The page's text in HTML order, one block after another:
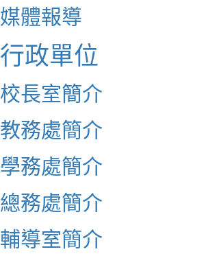
媒體報導
行政單位
校長室簡介
教務處簡介
學務處簡介
總務處簡介
輔導室簡介